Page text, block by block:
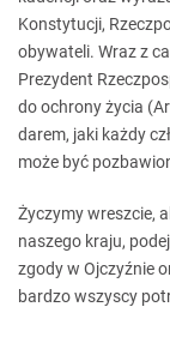
Konstytucji,
obywateli. Wraz z
Prezydent
do ochrony życia
darem, jaki każdy
może być
Życzymy wreszcie,
naszego kraju,
zgody w Ojczyźnie
bardzo wszyscy